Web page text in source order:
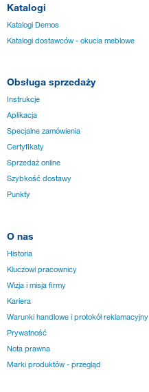
Katalogi
Katalogi Demos
Katalogi dostawców - okucia meblowe
Obsługa sprzedaży
Instrukcje
Aplikacja
Specjalne zamówienia
Certyfikaty
Sprzedaż online
Szybkość dostawy
Punkty
O nas
Historia
Kluczowi pracownicy
Wizja i misja firmy
Kariera
Warunki handlowe i protokół reklamacyjny
Prywatność
Nota prawna
Marki produktów - przegląd